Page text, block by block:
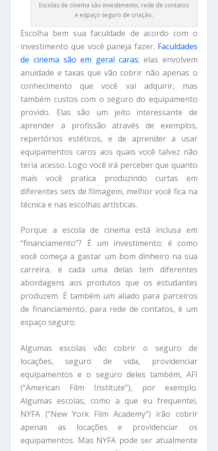
Escolas de cinema são investimento, rede de contatos
e espaço seguro de criação.
Escolha bem sua faculdade de acordo com o
investimento que você paneja fazer. Faculdades
de cinema são em geral caras; elas envolvem
anuidade e taxas que vão cobrir não apenas o
conhecimento que você vai adquirir, mas
também custos com o seguro do equipamento
provido. Elas são um jeito interessante de
aprender a profissão através de exemplos,
repertórios estéticos, e de aprender a usar
equipamentos caros aos quais você talvez não
teria acesso. Logo você irá perceber que quanto
mais você pratica produzindo curtas em
diferentes sets de filmagem, melhor você fica na
técnica e nas escolhas artísticas.
Porque a escola de cinema está inclusa em
“financiamento”? É um investimento; é como
você começa a gastar um bom dinheiro na sua
carreira, e cada uma delas tem diferentes
abordagens aos produtos que os estudantes
produzem. É também um aliado para parceiros
de financiamento, para rede de contatos, é um
espaço seguro.
Algumas escolas vão cobrir o seguro de
locações, seguro de vida, providenciar
equipamentos e o seguro deles também, AFI
(“American Film Institute”), por exemplo.
Algumas escolas, como a que eu frequentei,
NYFA (“New York Film Academy”) irão cobrir
apenas as locações e providenciar os
equipamentos. Mas NYFA pode ser atualmente